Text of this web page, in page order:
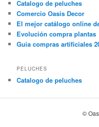
Catalogo de peluches
Comercio Oasis Decor
El mejor catálogo online
Evolución compra plantas
Guia compras artificiales
PELUCHES
Catalogo de peluches
©